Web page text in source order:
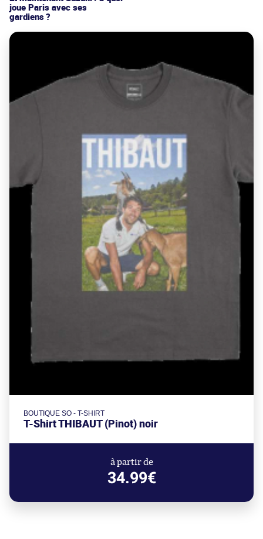
joue Paris avec ses
gardiens ?
BOUTIQUE SO - T-SHIRT
T-Shirt THIBAUT (Pinot) noir
à partir de
34.99€